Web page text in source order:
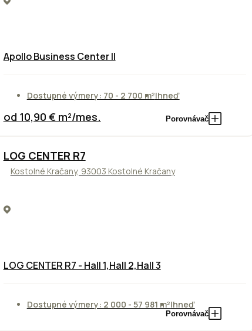
Apollo Business Center II
Dostupné výmery: 70 - 2 700 m²Ihneď
od 10,90 € m²/mes. Porovnávač
TOP
LOG CENTER R7
Kostolné Kračany, 93003 Kostolné Kračany
LOG CENTER R7 - Hall 1,Hall 2,Hall 3
Dostupné výmery: 2 000 - 57 981 m²Ihneď
Porovnávač